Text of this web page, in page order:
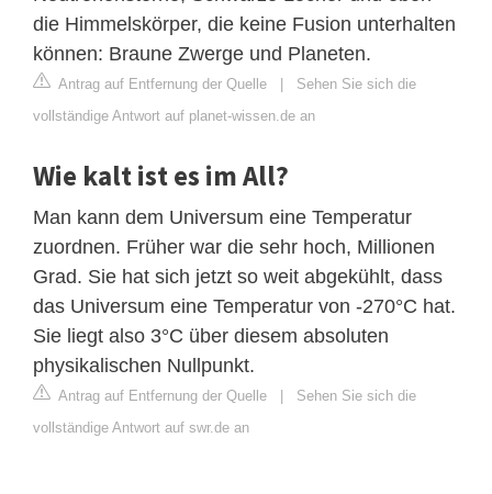
die Himmelskörper, die keine Fusion unterhalten
können: Braune Zwerge und Planeten.
Antrag auf Entfernung der Quelle | Sehen Sie sich die
vollständige Antwort auf planet-wissen.de an
Wie kalt ist es im All?
Man kann dem Universum eine Temperatur
zuordnen. Früher war die sehr hoch, Millionen
Grad. Sie hat sich jetzt so weit abgekühlt, dass
das Universum eine Temperatur von -270°C hat.
Sie liegt also 3°C über diesem absoluten
physikalischen Nullpunkt.
Antrag auf Entfernung der Quelle | Sehen Sie sich die
vollständige Antwort auf swr.de an